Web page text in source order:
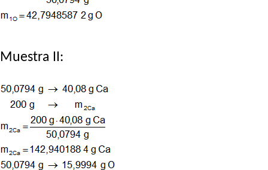
Muestra II: